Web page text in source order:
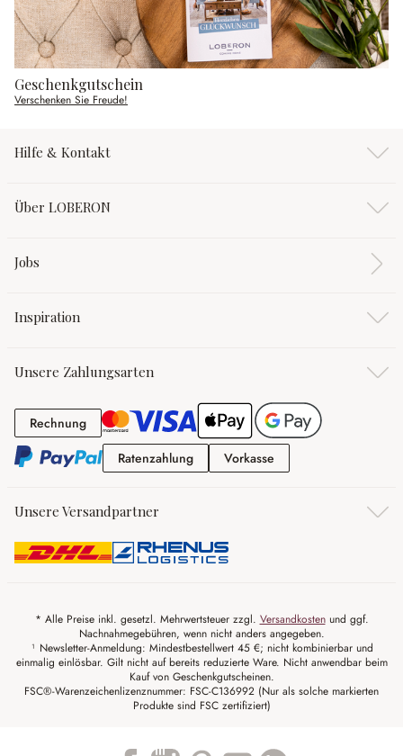
Geschenkgutschein
Verschenken Sie Freude!
Hilfe & Kontakt
Über LOBERON
Jobs
Inspiration
Unsere Zahlungsarten
RechnungRechnung
RatenzahlungRatenzahlung
Vorkasse
Unsere Versandpartner
* Alle Preise inkl. gesetzl. Mehrwertsteuer zzgl. Versandkostenund ggf.
Nachnahmegebühren, wenn nicht anders angegeben.
¹ Newsletter-Anmeldung: Mindestbestellwert 45 €; nicht kombinierbar und
einmalig einlösbar. Gilt nicht auf bereits reduzierte Ware. Nicht anwendbar beim
Kauf von Geschenkgutscheinen.
FSC®-Warenzeichenlizenznummer: FSC-C136992 (Nur als solche markierten
Produkte sind FSC zertifiziert)